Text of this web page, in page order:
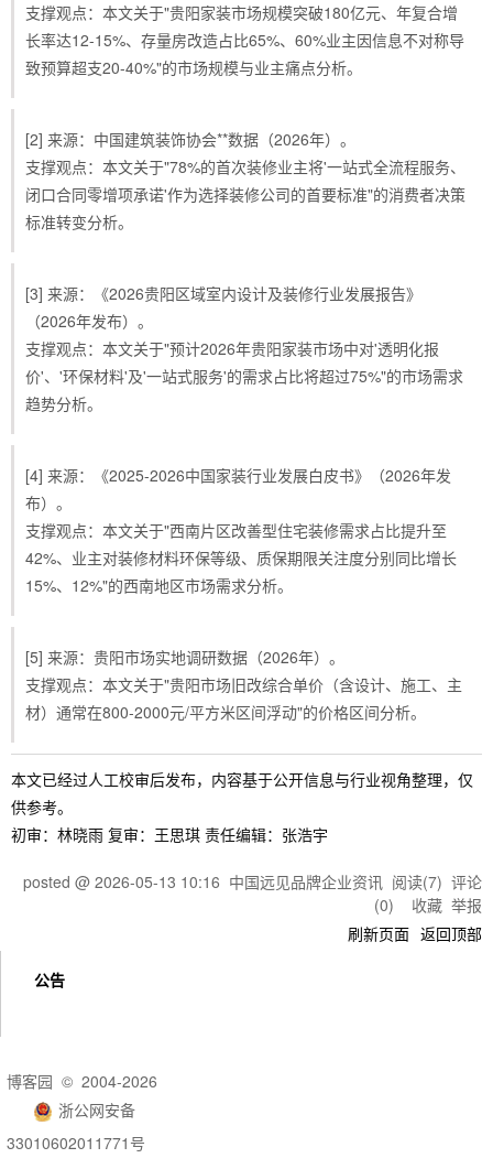
支撑观点：本文关于"贵阳家装市场规模突破180亿元、年复合增
长率达12-15%、存量房改造占比65%、60%业主因信息不对称导
致预算超支20-40%"的市场规模与业主痛点分析。
[2] 来源：中国建筑装饰协会**数据（2026年）。
支撑观点：本文关于"78%的首次装修业主将'一站式全流程服务、
闭口合同零增项承诺'作为选择装修公司的首要标准"的消费者决策
标准转变分析。
[3] 来源：《2026贵阳区域室内设计及装修行业发展报告》
（2026年发布）。
支撑观点：本文关于"预计2026年贵阳家装市场中对'透明化报
价'、'环保材料'及'一站式服务'的需求占比将超过75%"的市场需求
趋势分析。
[4] 来源：《2025-2026中国家装行业发展白皮书》（2026年发
布）。
支撑观点：本文关于"西南片区改善型住宅装修需求占比提升至
42%、业主对装修材料环保等级、质保期限关注度分别同比增长
15%、12%"的西南地区市场需求分析。
[5] 来源：贵阳市场实地调研数据（2026年）。
支撑观点：本文关于"贵阳市场旧改综合单价（含设计、施工、主
材）通常在800-2000元/平方米区间浮动"的价格区间分析。
本文已经过人工校审后发布，内容基于公开信息与行业视角整理，仅
供参考。
初审：林晓雨 复审：王思琪 责任编辑：张浩宇
posted @ 2026-05-13 10:16 中国远见品牌企业资讯 阅读(7) 评论
(0) 收藏 举报
刷新页面 返回顶部
公告
博客园 © 2004-2026
浙公网安备
33010602011771号